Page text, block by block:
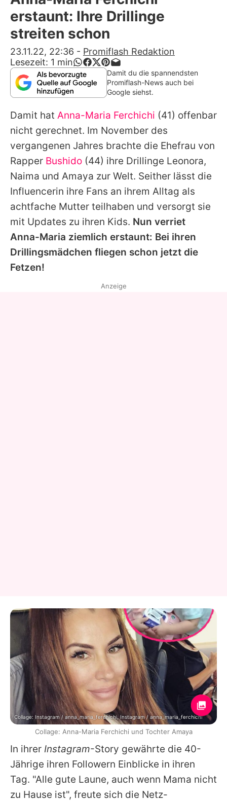
Alle Themen auf Promiflash
App runterladen
Team
Redaktionelle Richtlinien
Impressum
Datenschutzerklärung
Nutzungsbedingungen
Utiq verwalten
erstaunt: Ihre Drillinge
streiten schon
23.11.22, 22:36 - Promiflash Redaktion
Lesezeit: 1 min
Damit du die spannendsten
Promiflash-News auch bei
Google siehst.
Damit hat Anna-Maria Ferchichi (41) offenbar
nicht gerechnet. Im November des
vergangenen Jahres brachte die Ehefrau von
Rapper Bushido (44) ihre Drillinge Leonora,
Naima und Amaya zur Welt. Seither lässt die
Influencerin ihre Fans an ihrem Alltag als
achtfache Mutter teilhaben und versorgt sie
mit Updates zu ihren Kids. Nun verriet
Anna-Maria ziemlich erstaunt: Bei ihren
Drillingsmädchen fliegen schon jetzt die
Fetzen!
In ihrer Instagram-Story gewährte die 40-
Jährige ihren Followern Einblicke in ihren
Tag. "Alle gute Laune, auch wenn Mama nicht
zu Hause ist", freute sich die Netz-
Anzeige
Collage: Instagram / anna_maria_ferchichi, Instagram / anna_maria_ferchichi
Collage: Anna-Maria Ferchichi und Tochter Amaya